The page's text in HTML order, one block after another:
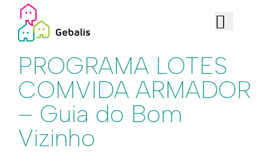
Iniciativas
PROGRAMA LOTES
COMVIDA ARMADOR
– Guia do Bom
Vizinho